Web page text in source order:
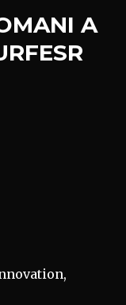
DI
AL
A